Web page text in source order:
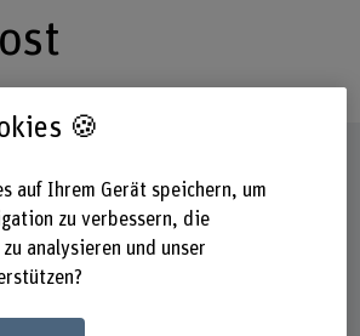
🍪
auf Ihrem Gerät speichern, um
zu verbessern, die
analysieren und unser